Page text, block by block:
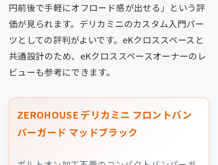
円前後で手軽にオフロード感が出せる」という評
価が見られます。デリカミニのカスタム入門パー
ツとしての評判がよいです。eKクロススペースと
共通設計のため、eKクロススペースオーナーのレ
ビューも参考にできます。
ZEROHOUSE デリカミニ フロントバン
パーガード マッドブラック